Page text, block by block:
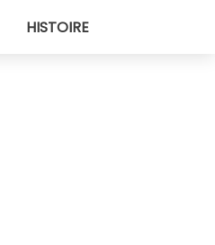
HISTOIRE